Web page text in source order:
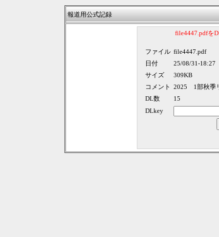
報道用公式記録
file4447.pdfを
ファイル file4447.pdf
日付
25/08/31-18:27
サイズ
309KB
コメント 2025 1部秋季
DL数
15
DLkey